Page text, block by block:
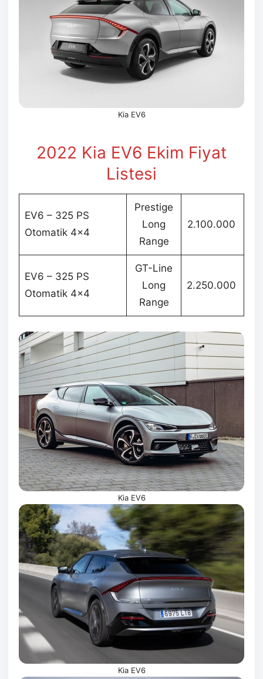
Kia EV6
2022 Kia EV6 Ekim Fiyat
Listesi
EV6 – 325 PS
Otomatik 4×4
Prestige
Long
Range
2.100.000
EV6 – 325 PS
Otomatik 4×4
GT-Line
Long
Range
2.250.000
Kia EV6
Kia EV6